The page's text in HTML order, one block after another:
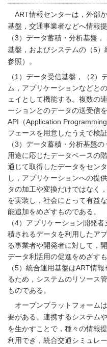
ART情報センターは，外部
基盤，交通事業者などへ情報
（3）データ蓄積・分析基盤
基盤，およびシステムの（5
参照）。
（1）データ受信基盤，（2）
ム，アプリケーションなどと
ェイとして機能する。複数の
ーションとのデータの送受信
API（Application
フェースを用意したうえで検
（3）データ蓄積・分析基盤
用途に応じたデータベースの
通じて取得したデータをセン
し，アプリケーションへの提
タの加工や変換だけではなく
を実装し，社会にとって有益
能追加をめざすものである。
（4）アプリケーション開発
積されるデータを利用したア
る事業者や開発者に対して，
データ利活用の促進をめざすも
（5）統合運用基盤はART情
るため，システムのリソース
ものである。
オープンプラットフォーム
要がある。連携するシステム
を生かすことで，種々の情報
利用でき，統合交通シミュレ